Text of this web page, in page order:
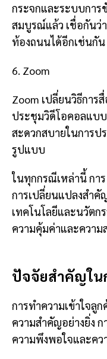
กระจกและระบบกา
สมบูรณ์แล้ว เชื่อกันว่
ท้องถนนได้อีกเช่นกัน
6. Zoom
Zoom เปลี่ยนวิธีการ
ประชุมวิดีโอคอลแบ
สะดวกสบายในการป
รูปแบบ
ในทุกกรณีเหล่านี้ กา
การเปลี่ยนแปลงสำคั
เทคโนโลยีและนวัตก
ความคุ้มค่าและควา
ปัจจัยสำคัญใน
การทำความเข้าใจลู
ความสำคัญอย่างยิ่ง ก
ความพึงพอใจและคว